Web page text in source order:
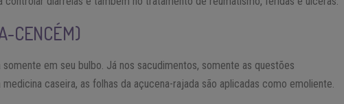
CENCÉM)
somente em seu bulbo. Já nos sacudimentos, somente as questões
caseira, as folhas da açucena-rajada são aplicadas como emoliente.